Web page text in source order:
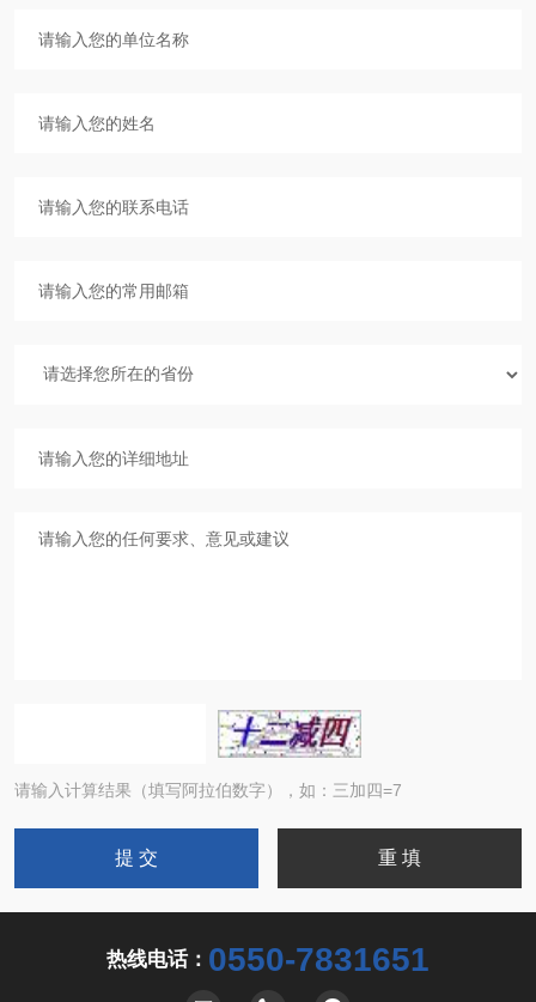
请输入计算结果（填写阿拉伯数字），如：三加四=7
热线电话： 0550-7831651